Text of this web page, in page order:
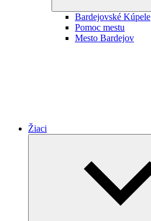
Bardejovské Kúpele
Pomoc mestu
Mesto Bardejov
Žiaci